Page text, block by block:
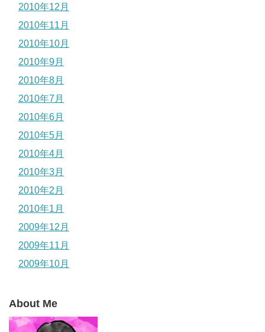
2010年12月
2010年11月
2010年10月
2010年9月
2010年8月
2010年7月
2010年6月
2010年5月
2010年4月
2010年3月
2010年2月
2010年1月
2009年12月
2009年11月
2009年10月
About Me